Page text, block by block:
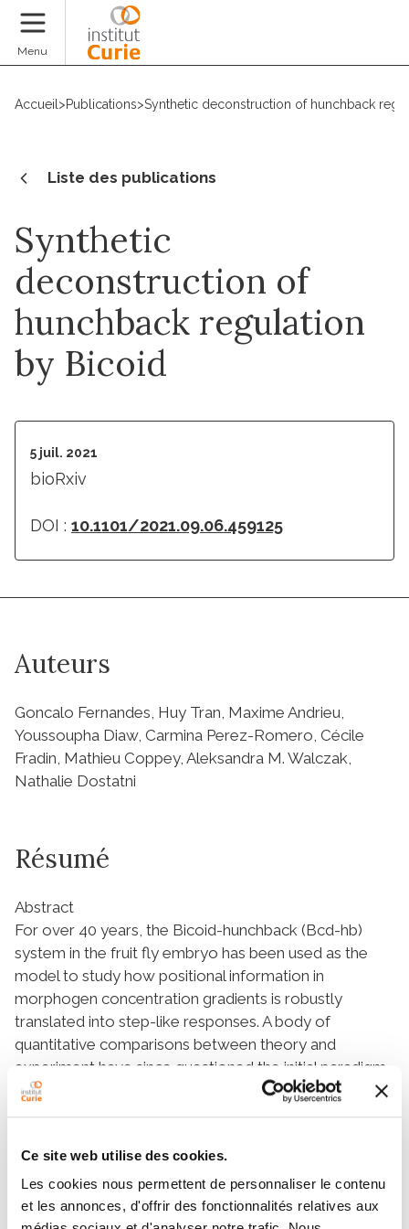
Ce site web utilise des cookies.
Les cookies nous permettent de personnaliser le contenu
et les annonces, d'offrir des fonctionnalités relatives aux
Menu
Accueil >Publications>Synthetic deconstruction of hunchback
Liste des publications
Synthetic
deconstruction of
hunchback regulation
by Bicoid
5 juil. 2021
bioRxiv
DOI : 10.1101/2021.09.06.459125
Auteurs
Goncalo Fernandes, Huy Tran, Maxime Andrieu,
Youssoupha Diaw, Carmina Perez-Romero, Cécile
Fradin, Mathieu Coppey, Aleksandra M. Walczak,
Nathalie Dostatni
Résumé
Abstract
For over 40 years, the Bicoid-hunchback (Bcd-hb)
system in the fruit fly embryo has been used as the
model to study how positional information in
morphogen concentration gradients is robustly
translated into step-like responses. A body of
quantitative comparisons between theory and
experiment have since questioned the initial paradigm
that the sharp
transcription pattern emerges solely
from diffusive biochemical interactions between the
region. Several alternative mechanisms have been
proposed, such as additional sources of positional
information, positive feedback from Hb proteins or